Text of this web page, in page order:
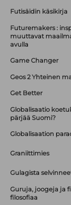
Futisäidin käsikirja
Futuremakers :
muuttavat
avulla
Game Changer
Geos 2 Yhteinen
Get Better
Globalisaatio
pärjää Suomi?
Globalisaation
Graniittimies
Gulagista
Guruja, joogeja ja
filosofiaa